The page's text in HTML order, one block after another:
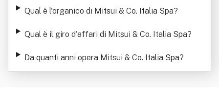
Qual è l'organico di Mitsui & Co. Italia Spa?
Qual è il giro d'affari di Mitsui & Co. Italia Spa?
Da quanti anni opera Mitsui & Co. Italia Spa?